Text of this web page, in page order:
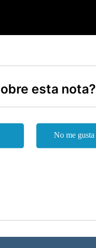
esta nota?